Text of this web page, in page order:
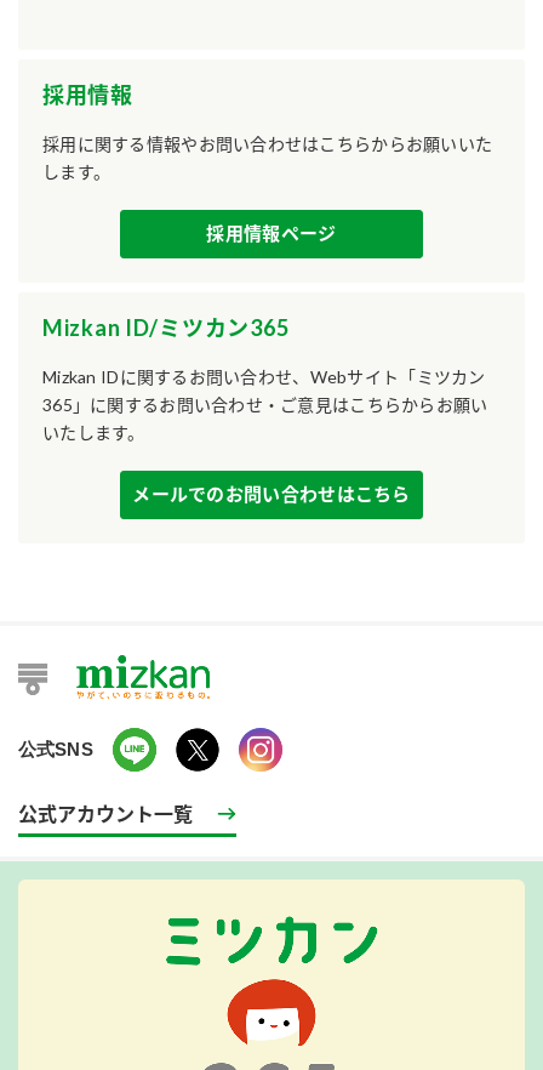
採用情報
採用に関する情報やお問い合わせはこちらからお願いいた
します。
採用情報ページ
Mizkan ID/ミツカン365
Mizkan IDに関するお問い合わせ、Webサイト「ミツカン
365」に関するお問い合わせ・ご意見はこちらからお願い
いたします。
メールでのお問い合わせはこちら
公式SNS
公式アカウント一覧